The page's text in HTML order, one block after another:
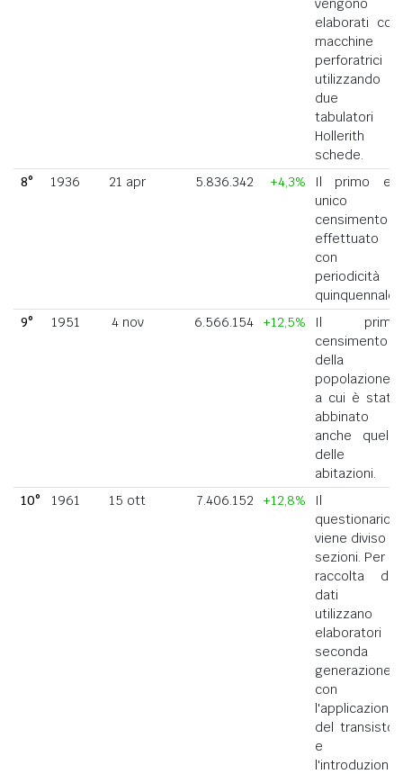
vengono
elaborati con
macchine
perforatrici
utilizzando
due
tabulatori
Hollerith a
schede.
8°
1936 21 apr 5.836.342 +4,3%
Il primo ed
unico
censimento
effettuato
con
periodicità
quinquennale.
9°
1951 4 nov 6.566.154 +12,5%
Il primo
censimento
della
popolazione
a cui è stato
abbinato
anche quello
delle
abitazioni.
10°
1961 15 ott 7.406.152 +12,8%
Il
questionario
viene diviso in
sezioni. Per la
raccolta dei
dati si
utilizzano
elaboratori di
seconda
generazione
con
l'applicazione
del transistor
e
l'introduzione